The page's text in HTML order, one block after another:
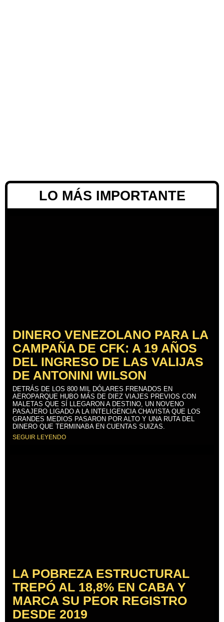
LO MÁS IMPORTANTE
DINERO VENEZOLANO PARA LA
CAMPAÑA DE CFK: A 19 AÑOS
DEL INGRESO DE LAS VALIJAS
DE ANTONINI WILSON
DETRÁS DE LOS 800 MIL DÓLARES FRENADOS EN
AEROPARQUE HUBO MÁS DE DIEZ VIAJES PREVIOS CON
MALETAS QUE SÍ LLEGARON A DESTINO, UN NOVENO
PASAJERO LIGADO A LA INTELIGENCIA CHAVISTA QUE LOS
GRANDES MEDIOS PASARON POR ALTO Y UNA RUTA DEL
DINERO QUE TERMINABA EN CUENTAS SUIZAS.
SEGUIR LEYENDO
LA POBREZA ESTRUCTURAL
TREPÓ AL 18,8% EN CABA Y
MARCA SU PEOR REGISTRO
DESDE 2019